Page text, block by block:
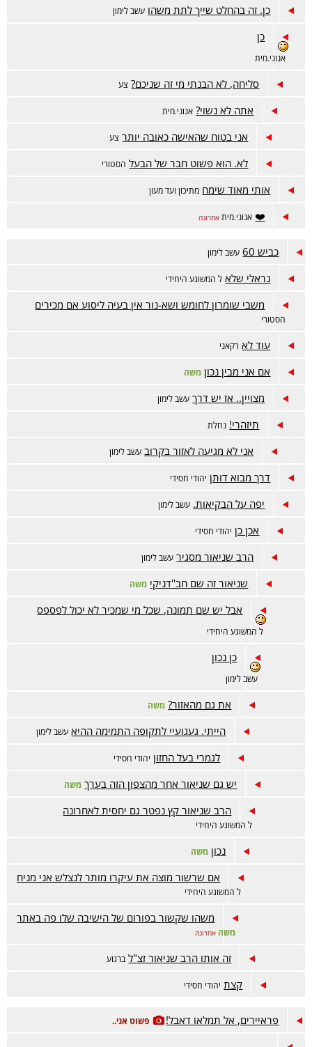
כן. זה בהחלט שייך לתת משהו עשב לימון
כן
אנוני.מית
סליחה, לא הבנתי מי זה שניכם? צע
אתה לא נשוי? אנוני.מית
אני בטוח שהאישה כאובה יותר צע
לא. הוא פשוט חבר של הבעל הסטורי
אותי מאוד שימח מתיכון ועד מעון
❤️ אנוני.מית אחרונה
כביש 60 עשב לימון
נראלי שלא ל המשוגע היחידי
משבי שומרון לחומש ושא-נור אין בעיה ליסוע אם מכירים
הסטורי
עוד לא רקאני
אם אני מבין נכון משה
מצויין.. אז יש דרך עשב לימון
תיזהרי! נחלת
אני לא מגיעה לאזור בקרוב עשב לימון
דרך מבוא דותן יהודי חסידי
יפה על הבקיאות. עשב לימון
אכן כן יהודי חסידי
הרב שניאור מסגיר עשב לימון
שניאור זה שם חב''דניקי משה
אבל יש שם תמונה, שכל מי שמכיר לא יכול לפספס
ל המשוגע היחידי
כן נכון
עשב לימון
את גם מהאזור? משה
הייתי. געגועיי לתקופה התמימה ההיא עשב לימון
לגמרי בעל החזון יהודי חסידי
יש גם שניאור אחר מהצפון הזה בערך משה
הרב שניאור קץ נפטר גם יחסית לאחרונה
ל המשוגע היחידי
נכון משה
אם שרשור מוצה את עיקרו מותר לנצלש אני מניח
ל המשוגע היחידי
משהו שקשור בפורום של הישיבה שלו פה באתר
משה אחרונה
זה אותו הרב שניאור זצ"ל ברגוע
קצת יהודי חסידי
פראיירים, אל תמלאו דאבל! פשוט אני..